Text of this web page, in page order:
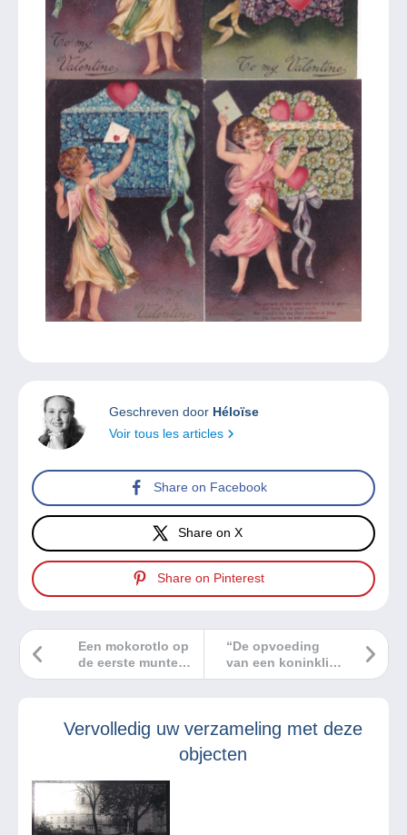
Geschreven door Héloïse
Voir tous les articles
Share on Facebook
Share on X
Share on Pinterest
“De opvoeding
van een koninklijk
kind”: Alfons XIII
Een mokorotlo op
de eerste munten
van Lesotho!
Vervolledig uw verzameling met deze
objecten